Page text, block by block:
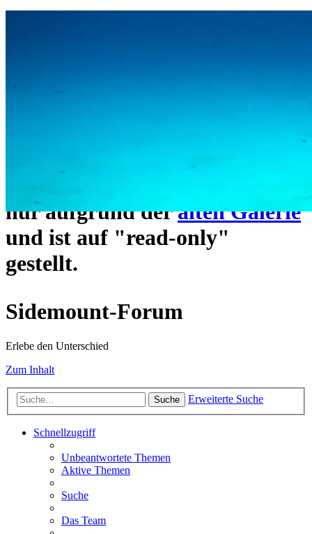
umgezogen und wie gewohnt
https://www.sidemount-
nur aufgrund deralten Galerie
und ist auf "read-only"
gestellt.
Sidemount-Forum
Erlebe den Unterschied
Zum Inhalt
Suche Erweiterte Suche
Schnellzugriff
Unbeantwortete Themen
Aktive Themen
Suche
Das Team